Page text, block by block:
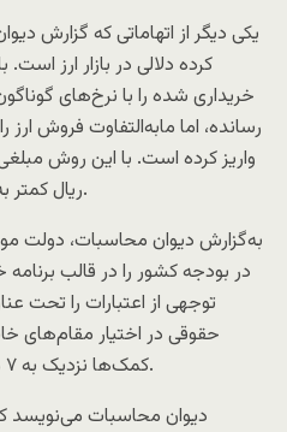
یکی دیگر از اتهاماتی که گزارش
خریداری شده را با نرخ‌های
رسانده، اما مابه‌التفاوت فروش ارز
ریال کمتر به حساب خزانه واریز شده است.
به‌گزارش دیوان محاسبات، دولت
در بودجه کشور را در قالب
توجهی از اعتبارات را
حقوقی در اختیار مقام‌های
کمک‌ها نزدیک به ۷ هزار میلیارد ریال برآورد می‌شود.